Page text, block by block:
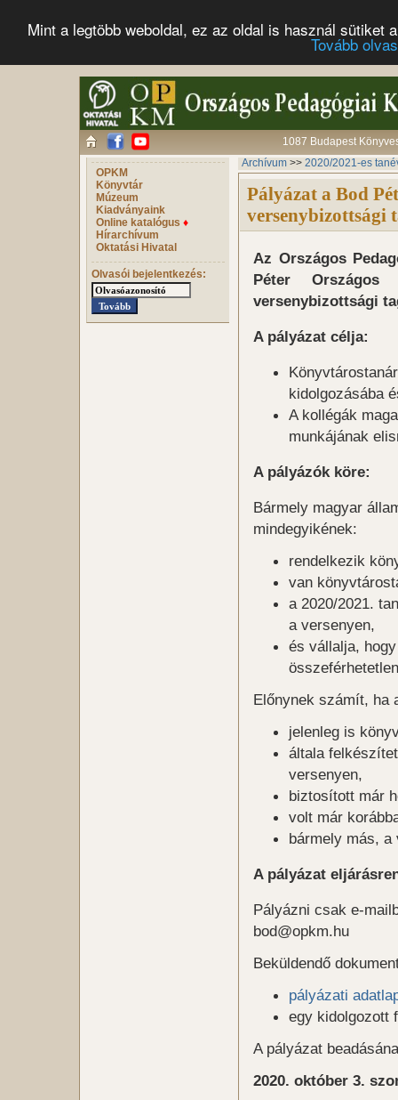
Mint a legtöbb weboldal, ez az oldal is használ sütiket
Tovább
1087 Budapest
OPKM
Könyvtár
Múzeum
Kiadványaink
Online katalógus ♦
Hírarchívum
Oktatási Hivatal
Olvasói bejelentkezés:
Archívum >> 2020/2021-es
Pályázat a Bod
versenybizottsági
Az Országos
Péter Országos
versenybizottsági
A pályázat célja:
kidolgozásába
A kollégák
munkájának
A pályázók köre:
Bármely magyar
mindegyikének:
rendelkezik
van
a 2020/2021.
a versenyen,
és vállalja,
Előnynek számít, ha
jelenleg is
általa
versenyen,
biztosított már
volt már
bármely más,
A pályázat
Pályázni csak e-
bod@opkm.hu
Beküldendő
pályázati
egy kidolgozott
A pályázat
2020. október 3.